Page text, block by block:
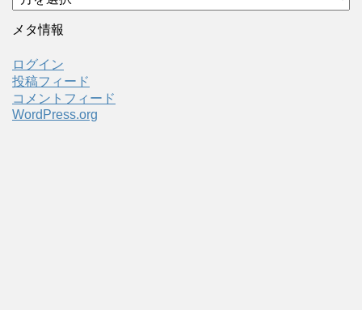
ー
カ
ブ
メタ情報
ログイン
投稿フィード
コメントフィード
WordPress.org